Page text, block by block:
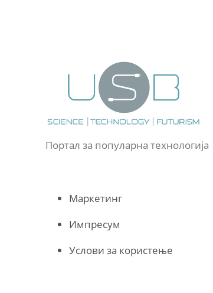
Портал за популарна технологија
Маркетинг
Импресум
Услови за користење